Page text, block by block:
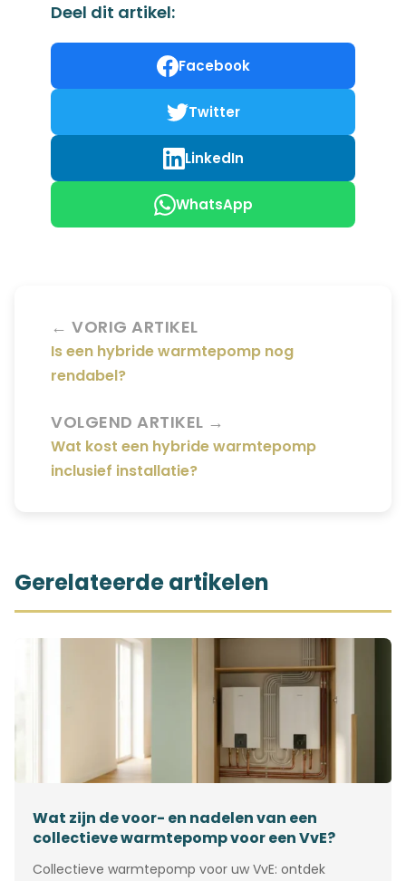
Deel dit artikel:
Facebook
Twitter
LinkedIn
WhatsApp
← VORIG ARTIKEL
Is een hybride warmtepomp nog
rendabel?
VOLGEND ARTIKEL →
Wat kost een hybride warmtepomp
inclusief installatie?
Gerelateerde artikelen
Wat zijn de voor- en nadelen van een
collectieve warmtepomp voor een VvE?
Collectieve warmtepomp voor uw VvE: ontdek